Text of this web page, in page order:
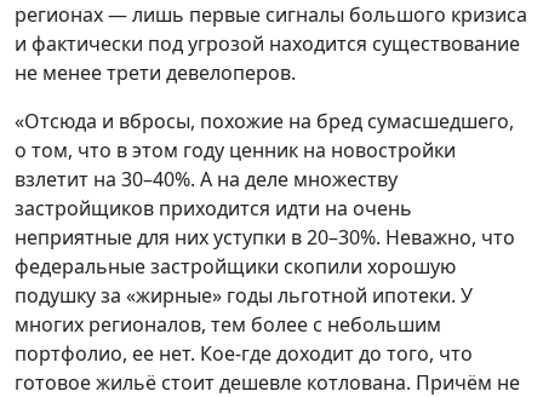
регионах — лишь первые сигналы большого кризиса
и фактически под угрозой находится существование
не менее трети девелоперов.
«Отсюда и вбросы, похожие на бред сумасшедшего,
о том, что в этом году ценник на новостройки
взлетит на 30–40%. А на деле множеству
застройщиков приходится идти на очень
неприятные для них уступки в 20–30%. Неважно, что
федеральные застройщики скопили хорошую
подушку за «жирные» годы льготной ипотеки. У
многих регионалов, тем более с небольшим
портфолио, ее нет. Кое-где доходит до того, что
готовое жильё стоит дешевле котлована. Причём не